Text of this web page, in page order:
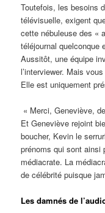
Toutefois, les besoins
télévisuelle, exigent
cette nébuleuse des «
téléjournal quelconque
Aussitôt, une équipe
l’interviewer. Mais
Elle est uniquement
« Merci, Geneviève,
Et Geneviève rejoint
boucher, Kevin le
prénoms qui sont ainsi
médiacrate. La
de célébrité puisque
Les damnés de